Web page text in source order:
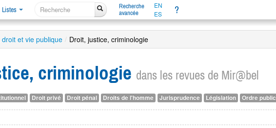
Listes
Recherche
avancée
EN
ES
?
et vie publique / Droit, justice, criminologie
criminologie dans les revues de Mir@bel
Droit privé Droit pénal Droits de l'homme Jurisprudence Législation Ordre public